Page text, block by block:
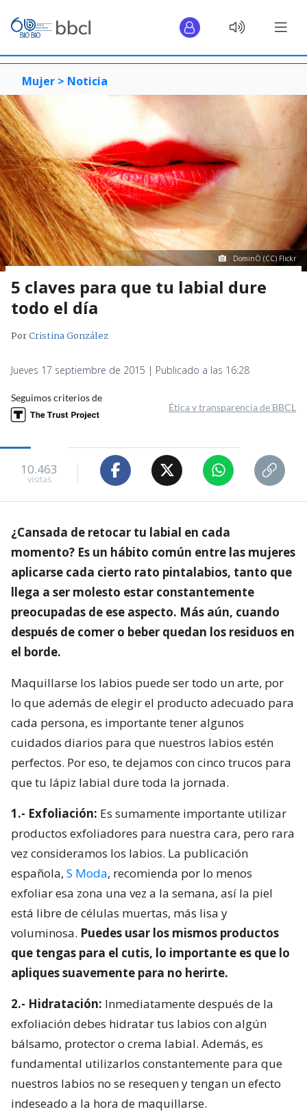
Mujer > Noticia
DominÖ (CC) Flickr
5 claves para que tu labial dure
todo el día
PorCristina González
Jueves 17 septiembre de 2015 | Publicado a las 16:28
Seguimos criterios de
Ética y transparencia de BBCL
10.463
visitas
¿Cansada de retocar tu labial en cada
momento? Es un hábito común entre las mujeres
aplicarse cada cierto rato pintalabios, tanto que
llega a ser molesto estar constantemente
preocupadas de ese aspecto. Más aún, cuando
después de comer o beber quedan los residuos en
el borde.
Maquillarse los labios puede ser todo un arte, por
lo que además de elegir el producto adecuado para
cada persona, es importante tener algunos
cuidados diarios para que nuestros labios estén
perfectos. Por eso, te dejamos con cinco trucos para
que tu lápiz labial dure toda la jornada.
1.- Exfoliación: Es sumamente importante utilizar
productos exfoliadores para nuestra cara, pero rara
vez consideramos los labios. La publicación
española, S Moda, recomienda por lo menos
exfoliar esa zona una vez a la semana, así la piel
está libre de células muertas, más lisa y
voluminosa. Puedes usar los mismos productos
que tengas para el cutis, lo importante es que lo
apliques suavemente para no herirte.
2.- Hidratación: Inmediatamente después de la
exfoliación debes hidratar tus labios con algún
bálsamo, protector o crema labial. Además, es
fundamental utilizarlos constantemente para que
nuestros labios no se resequen y tengan un efecto
indeseado a la hora de maquillarse.